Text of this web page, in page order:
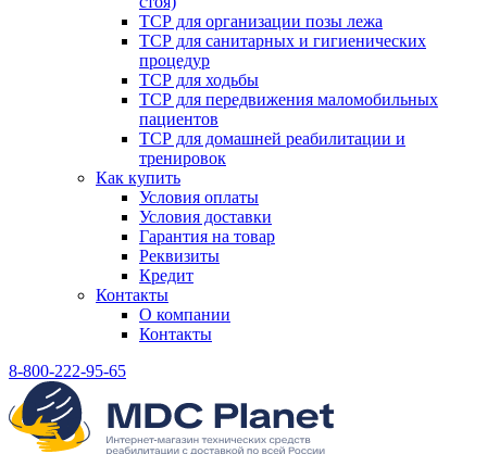
ТСР для организации позы лежа
ТСР для санитарных и гигиенических
процедур
ТСР для ходьбы
ТСР для передвижения маломобильных
пациентов
ТСР для домашней реабилитации и
тренировок
Как купить
Условия оплаты
Условия доставки
Гарантия на товар
Реквизиты
Кредит
Контакты
О компании
Контакты
8-800-222-95-65